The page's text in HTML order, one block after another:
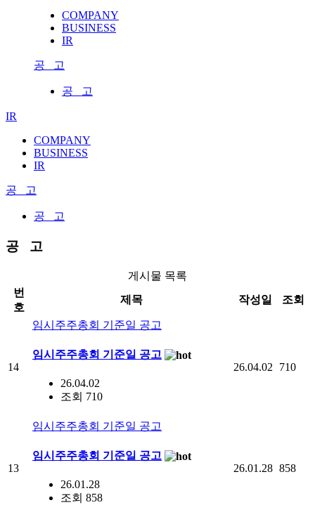
COMPANY
BUSINESS
IR
공 고
공 고
IR
COMPANY
BUSINESS
IR
공 고
공 고
공 고
게시물 목록
번
호
제목 작성일 조회
14
임시주주총회 기준일 공고
임시주주총회 기준일 공고
26.04.02
조회 710
26.04.02 710
13
임시주주총회 기준일 공고
임시주주총회 기준일 공고
26.01.28
조회 858
26.01.28 858